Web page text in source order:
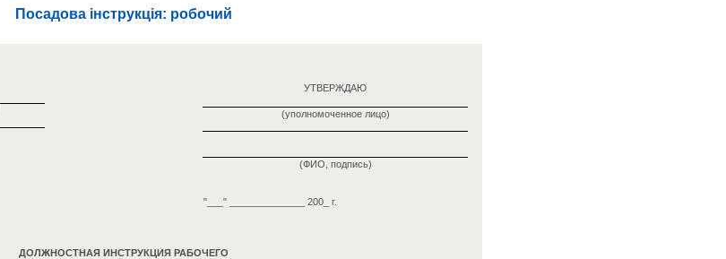
Посадова інструкція: робочий
УТВЕРЖДАЮ
(уполномоченное лицо)
(ФИО, подпись)
"___" ______________ 200_ г.
ДОЛЖНОСТНАЯ ИНСТРУКЦИЯ РАБОЧЕГО